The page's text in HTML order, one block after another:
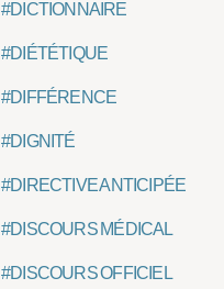
#DICTIONNAIRE
#DIÉTÉTIQUE
#DIFFÉRENCE
#DIGNITÉ
#DIRECTIVE ANTICIPÉE
#DISCOURS MÉDICAL
#DISCOURS OFFICIEL